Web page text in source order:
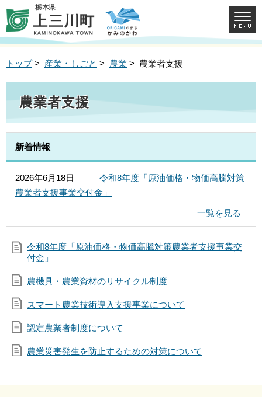
トップ> 産業・しごと > 農業 > 農業者支援
農業者支援
新着情報
2026年6月18日
令和8年度「原油価格・物価高騰対策
農業者支援事業交付金」
一覧を見る
令和8年度「原油価格・物価高騰対策農業者支援事業交
付金」
農機具・農業資材のリサイクル制度
スマート農業技術導入支援事業について
認定農業者制度について
農業災害発生を防止するための対策について